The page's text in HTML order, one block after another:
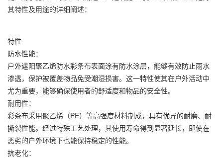
其特性及用途的详细阐述：
特性
防水性能：
户外遮阳聚乙烯防水彩条布表面涂有防水涂层，能够有效防止雨水
渗透，保护被覆盖物品免受潮湿损害。这一特性使其在户外活动中
尤为重要，能够确保使用者的舒适度和物品的安全性。
耐用性：
彩条布采用聚乙烯（PE）等高强度材料制成，具有优异的耐磨、耐
撕裂性能。经过特殊工艺处理，其使用寿命得到显著延长，即使在
恶劣的户外环境下也能保持稳定的性能。
抗老化：